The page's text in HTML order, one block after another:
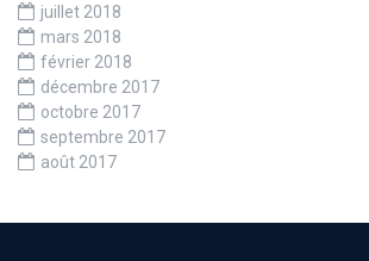
juillet 2018
mars 2018
février 2018
décembre 2017
octobre 2017
septembre 2017
août 2017